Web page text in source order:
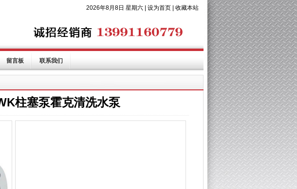
2026年8月8日 星期六 | 设为首页 收藏本站
留言板 联系我们
柱塞泵霍克清洗水泵